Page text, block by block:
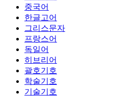
중국어
한글고어
그리스문자
프랑스어
독일어
히브리어
괄호기호
학술기호
기술기호